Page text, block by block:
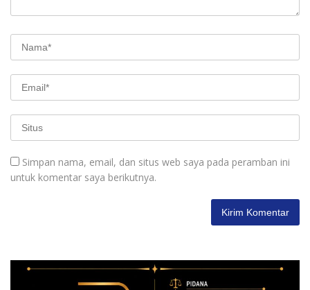
Simpan nama, email, dan situs web saya pada peramban ini
untuk komentar saya berikutnya.